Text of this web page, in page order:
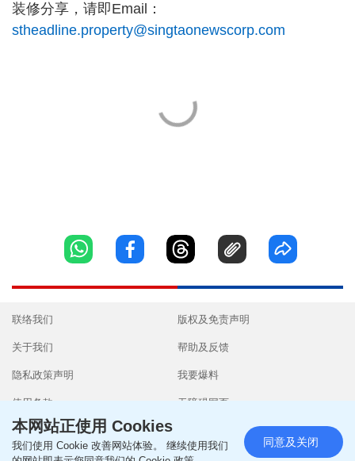
装修分享，请即Email：
stheadline.property@singtaonewscorp.com
联络我们
关于我们
隐私政策声明
使用条款
版权及免责声明
帮助及反馈
我要爆料
无障碍网页
本网站正使用 Cookies
我们使用 Cookie 改善网站体验。 继续使用我们
同意及关闭